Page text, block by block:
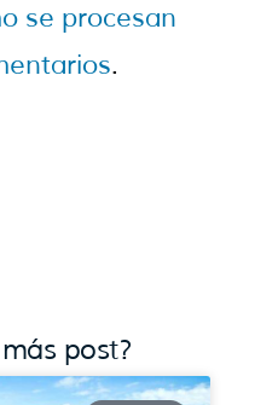
se procesan
.
post?